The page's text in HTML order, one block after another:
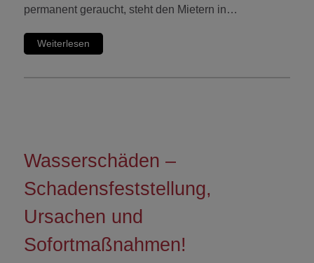
permanent geraucht, steht den Mietern in…
Weiterlesen
Wasserschäden –
Schadensfeststellung,
Ursachen und
Sofortmaßnahmen!